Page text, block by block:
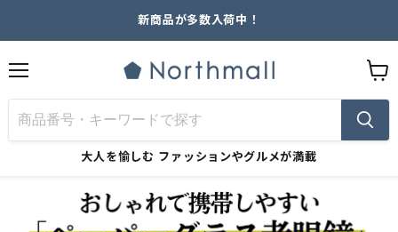
新商品が多数入荷中！
メ
ニ
ュ
ー
大人を愉しむ ファッションやグルメが満載
ー
ト
を